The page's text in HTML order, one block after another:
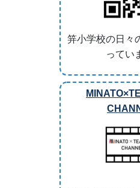
笄小学校の日々
ってい